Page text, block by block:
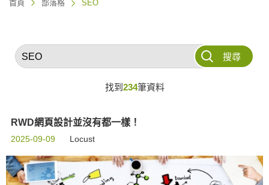
首頁 部落格 SEO
搜尋
找到 234筆資料
RWD網頁設計並沒有都一樣！
2025-09-09 Locust